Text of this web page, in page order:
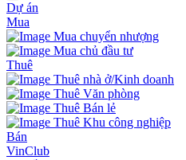
Dự án
Mua
Mua chuyển nhượng
Mua chủ đầu tư
Thuê
Thuê nhà ở/Kinh doanh
Thuê Văn phòng
Thuê Bán lẻ
Thuê Khu công nghiệp
Bán
VinClub